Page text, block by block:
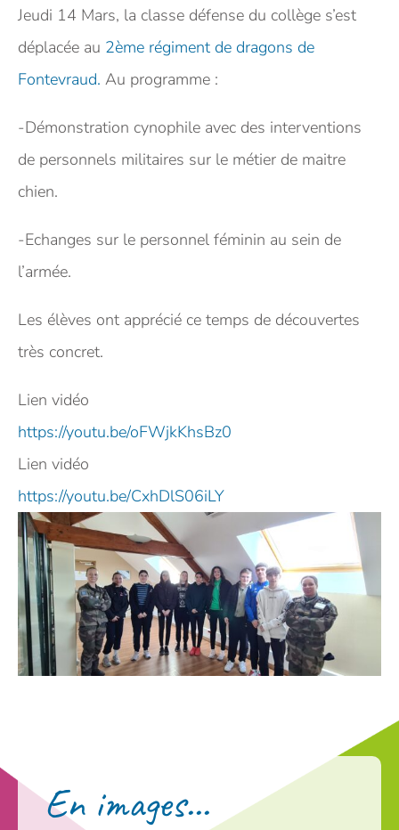
Jeudi 14 Mars, la classe défense du collège s’est
déplacée au 2ème régiment de dragons de
Fontevraud. Au programme :
-Démonstration cynophile avec des interventions
de personnels militaires sur le métier de maitre
chien.
-Echanges sur le personnel féminin au sein de
l’armée.
Les élèves ont apprécié ce temps de découvertes
très concret.
Lien vidéo
https://youtu.be/oFWjkKhsBz0
Lien vidéo
https://youtu.be/CxhDlS06iLY
En images...